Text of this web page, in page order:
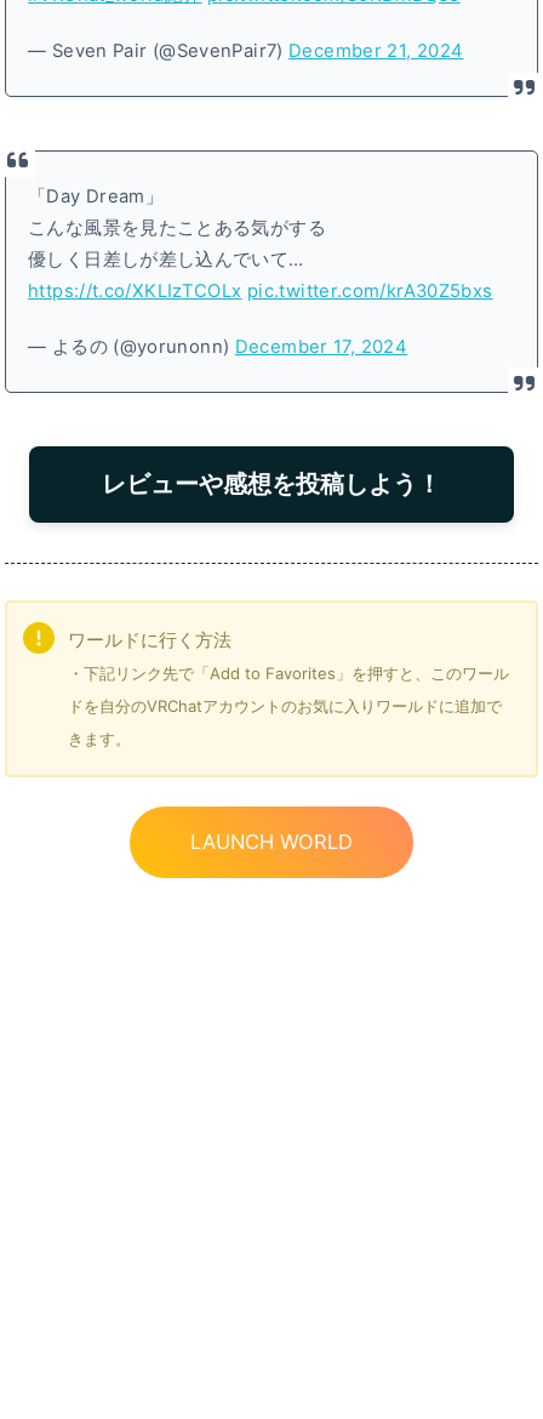
— Seven Pair (@SevenPair7) December 21, 2024
「Day Dream」
こんな風景を見たことある気がする
優しく日差しが差し込んでいて…
https://t.co/XKLIzTCOLx pic.twitter.com/krA30Z5bxs
— よるの (@yorunonn) December 17, 2024
レビューや感想を投稿しよう！
ワールドに行く方法
・下記リンク先で「Add to Favorites」を押すと、このワール
ドを自分のVRChatアカウントのお気に入りワールドに追加で
きます。
LAUNCH WORLD